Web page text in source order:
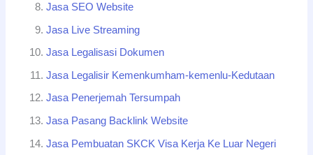
Jasa SEO Website
Jasa Live Streaming
Jasa Legalisasi Dokumen
Jasa Legalisir Kemenkumham-kemenlu-Kedutaan
Jasa Penerjemah Tersumpah
Jasa Pasang Backlink Website
Jasa Pembuatan SKCK Visa Kerja Ke Luar Negeri